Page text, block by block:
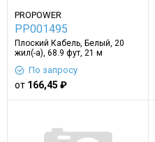
PROPOWER
PP001495
Плоский Кабель, Белый, 20
жил(-а), 68.9 фут, 21 м
По запросу
от 166,45 ₽